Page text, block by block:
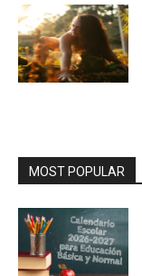
MOST POPULAR